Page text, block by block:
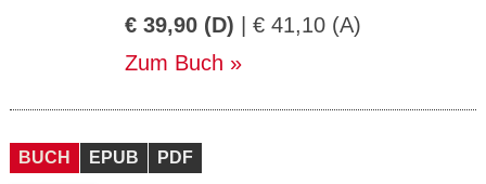
€ 39,90 (D) | € 41,10 (A)
Zum Buch
BUCH EPUB PDF